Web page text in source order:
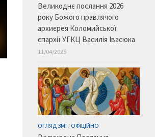
Великоднє послання 2026
року Божого правлячого
архиєрея Коломийської
єпархії УГКЦ Василія Івасюка
11/04/2026
ОГЛЯД ЗМІ / ОФІЦІЙНО